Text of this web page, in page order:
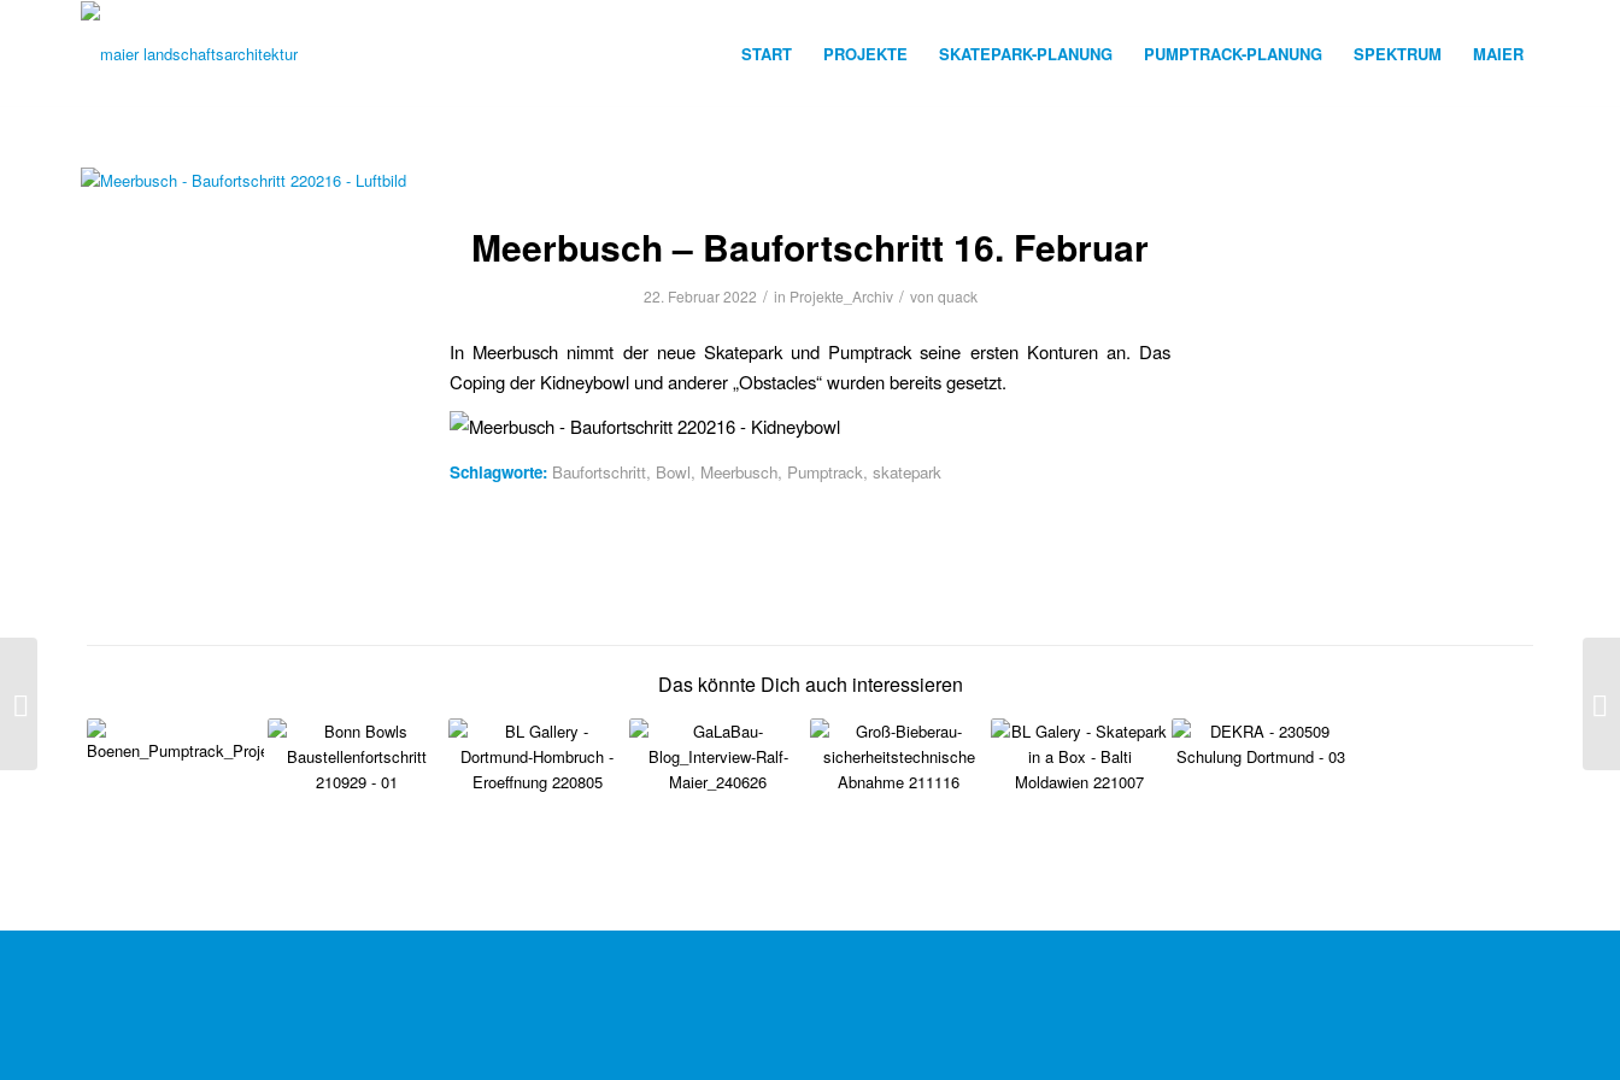
START PROJEKTE SKATEPARK-PLANUNG PUMPTRACK-PLANUNG SPEKTRUM MAIER
Meerbusch – Baufortschritt 16. Februar
22. Februar 2022 / in Projekte_Archiv / von quack
In Meerbusch nimmt der neue Skatepark und Pumptrack seine ersten Konturen an. Das
Coping der Kidneybowl und anderer „Obstacles“ wurden bereits gesetzt.
Schlagworte: Baufortschritt, Bowl, Meerbusch, Pumptrack, skatepark
Das könnte Dich auch interessieren
Februar